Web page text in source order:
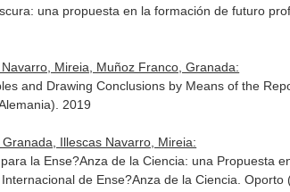
una propuesta en la formación de futuro
Mireia, Muñoz Franco, Granada:
and Drawing Conclusions by Means of the
2019
Illescas Navarro, Mireia:
la Ense?Anza de la Ciencia: una Propuesta
de Ense?Anza de la Ciencia. Oporto